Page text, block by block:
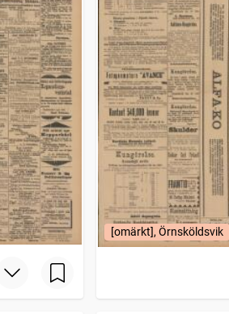
[omärkt], Örnsköldsvik